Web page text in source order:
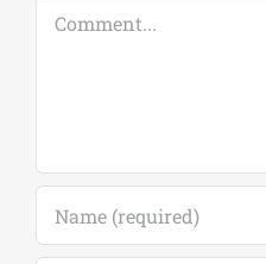
Comment